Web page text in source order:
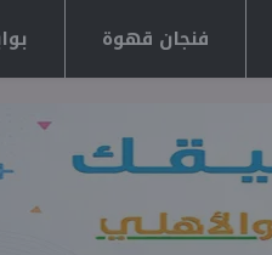
فنجان قهوة